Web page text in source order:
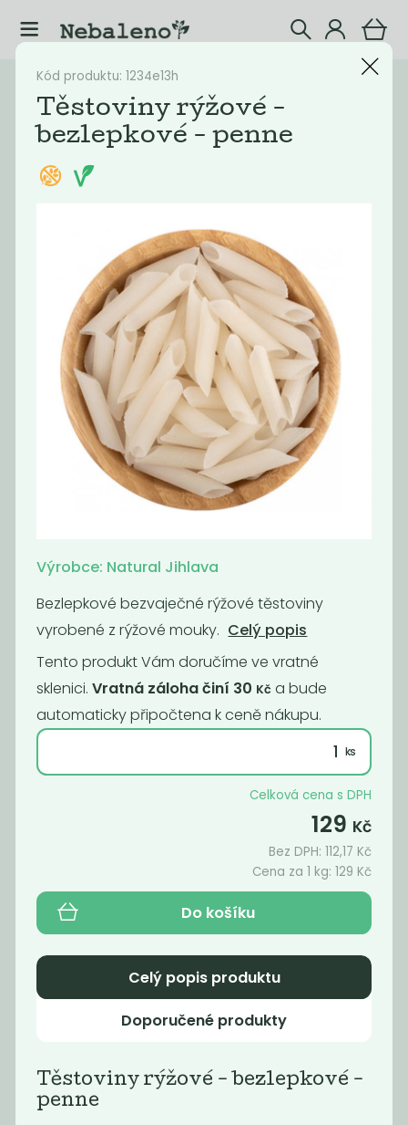
Katalog Potraviny
Filtrovat produkty
Fusilli
semolinové
BIO Penne
semolina
75
semolina
rýžové -
bezlepkové...
/ Kg
Těstoviny
rýžové -
Těstoviny
Kód produktu: 1234e13h
Těstoviny rýžové -
bezlepkové - penne
Výrobce: Natural Jihlava
Bezlepkové bezvaječné rýžové těstoviny
vyrobené z rýžové mouky. Celý popis
Tento produkt Vám doručíme ve vratné
sklenici. Vratná záloha činí 30 Kč a bude
automaticky připočtena k ceně nákupu.
Celková cena s DPH
129 Kč
Bez DPH:112,17 Kč
Cena za 1 kg:129 Kč
Do košíku
Celý popis produktu
Doporučené produkty
Těstoviny rýžové - bezlepkové -
penne